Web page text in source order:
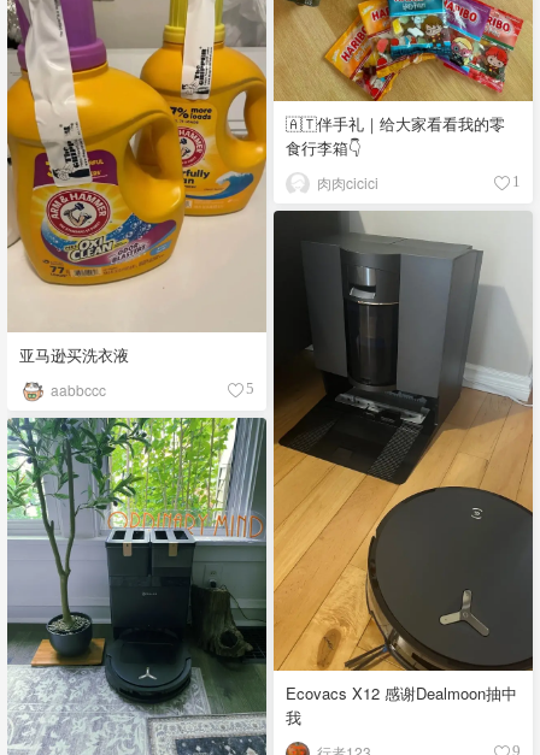
🇦🇹伴手礼｜给大家看看我的零
食行李箱👇
肉肉cicici 1
亚马逊买洗衣液
aabbccc 5
Ecovacs X12 感谢Dealmoon抽中
我
9